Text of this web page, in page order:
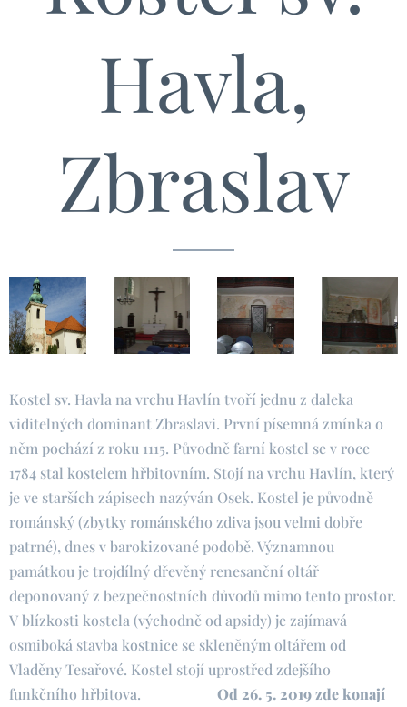
Havla,
Zbraslav
Kostel sv. Havla na vrchu Havlín tvoří jednu z daleka
viditelných dominant Zbraslavi. První písemná zmínka o
něm pochází z roku 1115. Původně farní kostel se v roce
1784 stal kostelem hřbitovním. Stojí na vrchu Havlín, který
je ve starších zápisech nazýván Osek. Kostel je původně
románský (zbytky románského zdiva jsou velmi dobře
patrné), dnes v barokizované podobě. Významnou
památkou je trojdílný dřevěný renesanční oltář
deponovaný z bezpečnostních důvodů mimo tento prostor.
V blízkosti kostela (východně od apsidy) je zajímavá
osmiboká stavba kostnice se skleněným oltářem od
Vladěny Tesařové. Kostel stojí uprostřed zdejšího
funkčního hřbitova. Od 26. 5. 2019 zde konají